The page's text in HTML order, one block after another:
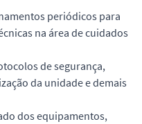
periódicos para
na área de cuidados
de segurança,
da unidade e demais
dos equipamentos,